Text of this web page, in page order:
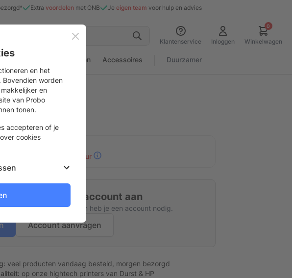
Extra voordelen met ONB Je eigen team voor hulp en advies
Klantenservice
0
Winkelwagen
Inloggen
& drukwerk Materialen Accessoires Duurzamer
dag bezorgd
21.30 uur
vraag een gratis account aan
en je prijzen te bekijken heb je een account nodig.
Account aanvragen
veel producten vandaag besteld, morgen bezorgd
op onze hightech printers van Durst & HP
Sluiten
en het
Bovendien worden
en
van Probo
tonen.
accepteren of je
cookies